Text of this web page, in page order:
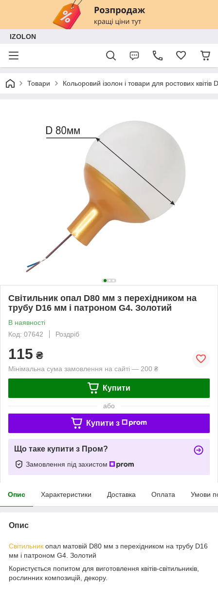
IZOLON
Товари Кольоровий ізолон і товари для ростових квітів
Світильник опал D80 мм з перехідником на
трубу D16 мм і патроном G4. Золотий
В наявності
Код: 07642
Роздріб
115 ₴
Мінімальна сума замовлення на сайті — 200 ₴
Купити
або
Купити з
Що таке купити з Пром?
Замовлення під захистом
Опис Характеристики Доставка Оплата Умови
Опис
Світильник опал матовій D80 мм з перехідником на трубу D16
мм і патроном G4. Золотий
Користується попитом для виготовлення квітів-світильників,
рослинних композицій, декору.